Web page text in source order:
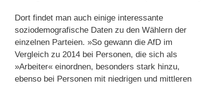
Dort findet man auch einige interessante
soziodemografische Daten zu den Wählern der
einzelnen Parteien. »So gewann die AfD im
Vergleich zu 2014 bei Personen, die sich als
»Arbeiter« einordnen, besonders stark hinzu,
ebenso bei Personen mit niedrigen und mittleren